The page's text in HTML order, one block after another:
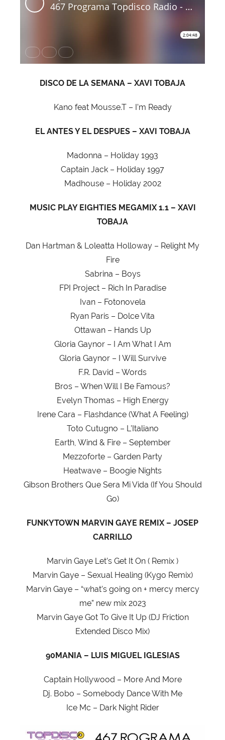
a
DISCO DE LA SEMANA – XAVI TOBAJA
Kano feat Mousse.T – I’m Ready
EL ANTES Y EL DESPUES – XAVI TOBAJA
Madonna – Holiday 1993
Captain Jack – Holiday 1997
Madhouse – Holiday 2002
MUSIC PLAY EIGHTIES MEGAMIX 1.1 – XAVI
TOBAJA
Dan Hartman & Loleatta Holloway – Relight My
Fire
Sabrina – Boys
FPI Project – Rich In Paradise
Ivan – Fotonovela
Ryan Paris – Dolce Vita
Ottawan – Hands Up
Gloria Gaynor – I Am What I Am
Gloria Gaynor – I Will Survive
F.R. David – Words
Bros – When Will I Be Famous?
Evelyn Thomas – High Energy
Irene Cara – Flashdance (What A Feeling)
Toto Cutugno – L’Italiano
Earth, Wind & Fire – September
Mezzoforte – Garden Party
Heatwave – Boogie Nights
Gibson Brothers Que Sera Mi Vida (If You Should
Go)
FUNKYTOWN MARVIN GAYE REMIX – JOSEP
CARRILLO
Marvin Gaye Let’s Get It On ( Remix )
Marvin Gaye – Sexual Healing (Kygo Remix)
Marvin Gaye – “what’s going on + mercy mercy
me” new mix 2023
Marvin Gaye Got To Give It Up (DJ Friction
Extended Disco Mix)
90MANIA – LUIS MIGUEL IGLESIAS
Captain Hollywood – More And More
Dj. Bobo – Somebody Dance With Me
Ice Mc – Dark Night Rider